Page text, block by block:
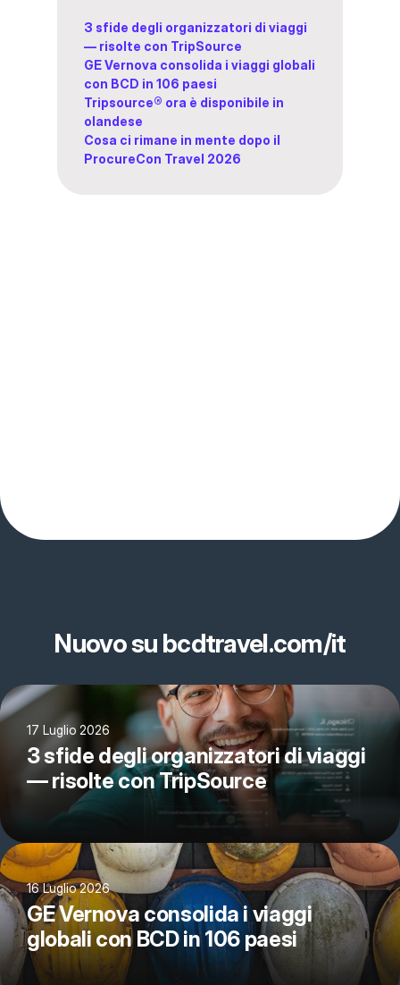
3 sfide degli organizzatori di viaggi
— risolte con TripSource
GE Vernova consolida i viaggi globali
con BCD in 106 paesi
Tripsource® ora è disponibile in
olandese
Cosa ci rimane in mente dopo il
ProcureCon Travel 2026
Nuovo su bcdtravel.com/it
17 Luglio 2026
3 sfide degli organizzatori di viaggi
— risolte con TripSource
16 Luglio 2026
GE Vernova consolida i viaggi
globali con BCD in 106 paesi